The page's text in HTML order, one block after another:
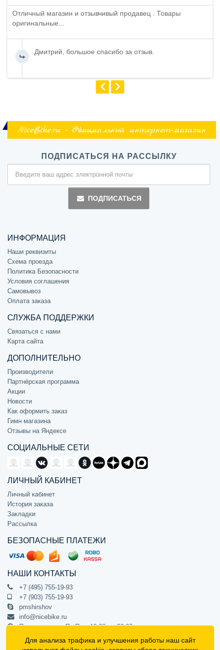
Отличный магазин и отзывчивый продавец . Товары
оригинальные...
Дмитрий, большое спасибо за отзыв.
NiceBike.ru - Официальный интернет-магазин
ПОДПИСАТЬСЯ НА РАССЫЛКУ
ПОДПИСАТЬСЯ
ИНФОРМАЦИЯ
Наши реквизиты
Схема проезда
Политика Безопасности
Условия соглашения
Самовывоз
Оплата заказа
СЛУЖБА ПОДДЕРЖКИ
Связаться с нами
Карта сайта
ДОПОЛНИТЕЛЬНО
Производители
Партнёрская программа
Акции
Новости
Как оформить заказ
Гимн магазина
Отзывы на Яндексе
СОЦИАЛЬНЫЕ СЕТИ
ЛИЧНЫЙ КАБИНЕТ
Личный кабинет
История заказа
Закладки
Рассылка
БЕЗОПАСНЫЕ ПЛАТЕЖИ
НАШИ КОНТАКТЫ
+7 (495) 755-19-93
+7 (903) 755-19-93
pmshirshov
info@nicebike.ru
Прием звонков Пн-Пт с 10:00 до 20:00
ПВЗ Пн-Пт с 10:00 до 20:00
г. Москва, ул. Барклая 13с1
Для анализа трафика и улучшения работы наш сайт